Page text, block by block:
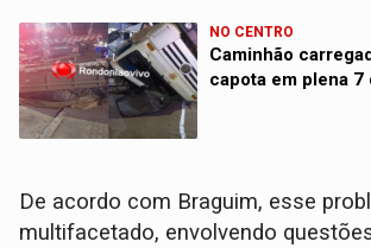
NO CENTRO
Caminhão
capota em plena 7
De acordo com Braguim, esse
multifacetado, envolvendo